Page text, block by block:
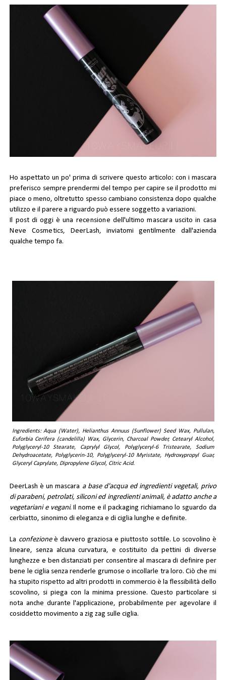
Ho aspettato un po' prima di scrivere questo articolo: con i mascara
preferisco sempre prendermi del tempo per capire se il prodotto mi
piace o meno, oltretutto spesso cambiano consistenza dopo qualche
utilizzo e il parere a riguardo può essere soggetto a variazioni.
Il post di oggi è una recensionedell'ultimomascarauscito in casa
Neve Cosmetics, DeerLash, inviatomi gentilmente dall'azienda
qualche tempo fa.
Ingredients: Aqua (Water), Helianthus Annuus (Sunflower) Seed Wax, Pullulan,
Euforbia Cerifera (candelilla) Wax, Glycerin, Charcoal Powder, Cetearyl Alcohol,
Polyglyceryl-10 Stearate, Caprylyl Glycol, Polyglyceryl-6 Tristearate, Sodium
Dehydroacetate, Polyglycerin-10, Polyglyceryl-10 Myristate, Hydroxypropyl Guar,
Glyceryl Caprylate, Dipropylene Glycol, Citric Acid.
DeerLash è un mascara a base d'acqua ed ingredienti vegetali, privo
di parabeni, petrolati, siliconi ed ingredienti animali, è adatto anche a
vegetariani e vegani. Il nome e il packaging richiamano lo sguardo da
cerbiatto, sinonimo di eleganza e di ciglia lunghe e definite.
La confezione è davvero graziosa e piuttosto sottile. Lo scovolino è
lineare, senza alcuna curvatura, e costituito da pettini di diverse
lunghezze e ben distanziati per consentire al mascara di definire per
bene le ciglia senza renderle grumose o incollarle tra loro. Ciò che mi
ha stupito rispetto ad altri prodotti in commercio è la flessibilità dello
scovolino, si piega con la minima pressione. Questo particolare si
nota anche durante l'applicazione, probabilmente per agevolare il
cosiddetto movimento a zig zag sulle ciglia.